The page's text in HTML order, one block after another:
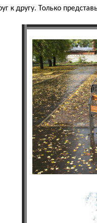
к другу. Только